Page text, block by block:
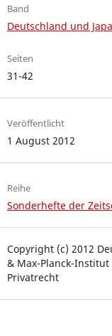
Band
Deutschland und
Seiten
31-42
Veröffentlicht
1 August 2012
Reihe
Sonderhefte der
Copyright (c) 2012
& Max-Planck-
Privatrecht